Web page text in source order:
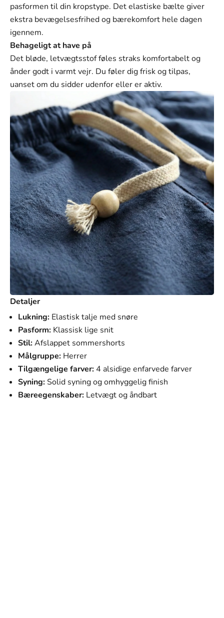
pasformen til din kropstype. Det elastiske bælte giver
ekstra bevægelsesfrihed og bærekomfort hele dagen
igennem.
Behageligt at have på
Det bløde, letvægtsstof føles straks komfortabelt og
ånder godt i varmt vejr. Du føler dig frisk og tilpas,
uanset om du sidder udenfor eller er aktiv.
Detaljer
Lukning: Elastisk talje med snøre
Pasform: Klassisk lige snit
Stil:Afslappet sommershorts
Målgruppe: Herrer
Tilgængelige farver: 4 alsidige enfarvede farver
Syning:Solid syning og omhyggelig finish
Bæreegenskaber: Letvægt og åndbart